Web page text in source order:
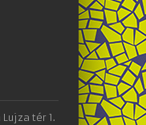
tér 1.